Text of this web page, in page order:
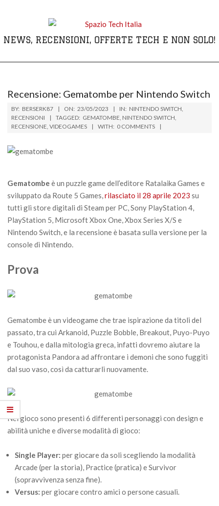
NEWS, RECENSIONI, OFFERTE TECH E NON SOLO!
MenuRecensione: Gematombe per Nintendo Switch
BY: BERSERK87 ON: 23/05/2023 IN: NINTENDO SWITCH
RECENSIONI
TAGGED: GEMATOMBE NINTENDO SWITCH
RECENSIONE VIDEOGAMES WITH: 0 COMMENTS
Gematombe è un puzzle game dell’editore Ratalaika Games e
sviluppato da Route 5 Games,rilasciato il 28 aprile 2023 su
tutti gli store digitali di Steam per PC, Sony PlayStation 4,
PlayStation 5, Microsoft Xbox One, Xbox Series X/S e
Nintendo Switch, e la recensione è basata sulla versione per la
console di Nintendo.
Prova
Gematombe è un videogame che trae ispirazione da titoli del
passato, tra cui Arkanoid, Puzzle Bobble, Breakout, Puyo-Puyo
e Touhou, e dalla mitologia greca, infatti dovremo aiutare la
protagonista Pandora ad affrontare i demoni che sono fuggiti
dal suo vaso, così da catturarli nuovamente.
Nel gioco sono presenti 6 differenti personaggi con design e
abilità uniche e diverse modalità di gioco:
Single Player: per giocare da soli scegliendo la modalità
Arcade (per la storia), Practice (pratica) e Survivor
(sopravvivenza senza fine).
Versus: per giocare contro amici o persone casuali.